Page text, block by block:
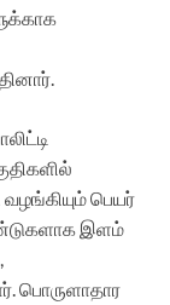
பெயர்
இளம்
பொருளாதார